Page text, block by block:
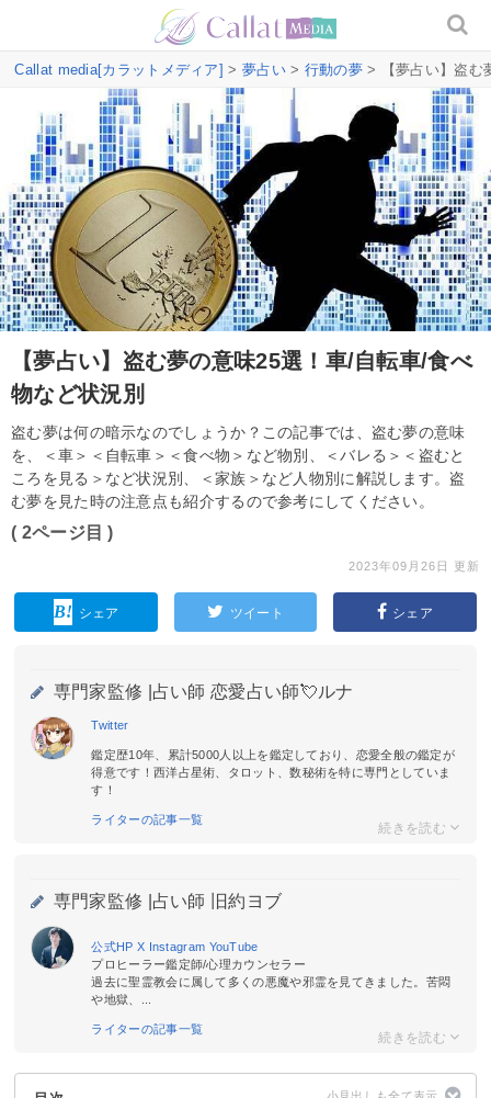
Callat media[カラットメディア] > 夢占い> 行動の夢> 【夢占い】盗む
【夢占い】盗む夢の意味25選！車/自転車/食べ
物など状況別
盗む夢は何の暗示なのでしょうか？この記事では、盗む夢の意味
を、＜車＞＜自転車＞＜食べ物＞など物別、＜バレる＞＜盗むと
ころを見る＞など状況別、＜家族＞など人物別に解説します。盗
む夢を見た時の注意点も紹介するので参考にしてください。
( 2ページ目 )
2023年09月26日 更新
シェア ツイート シェア
専門家監修 | 占い師 恋愛占い師💘ルナ
Twitter
鑑定歴10年、累計5000人以上を鑑定しており、恋愛全般の鑑定が
得意です！西洋占星術、タロット、数秘術を特に専門としていま
す！
ライターの記事一覧
専門家監修 | 占い師 旧約ヨブ
公式HP X Instagram YouTube
プロヒーラー鑑定師/心理カウンセラー
過去に聖霊教会に属して多くの悪魔や邪霊を見てきました。苦悶
や地獄、...
ライターの記事一覧